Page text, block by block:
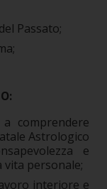
Passato;
comprendere
Astrologico
e
personale;
interiore e